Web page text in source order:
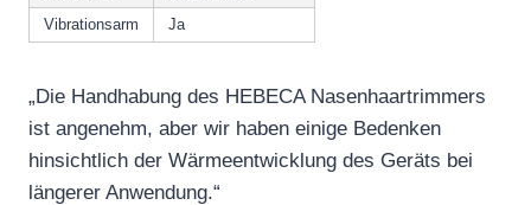
Vibrationsarm
Ja
„Die Handhabung des HEBECA Nasenhaartrimmers
ist angenehm, aber wir haben einige Bedenken
hinsichtlich der Wärmeentwicklung des Geräts bei
längerer Anwendung.“